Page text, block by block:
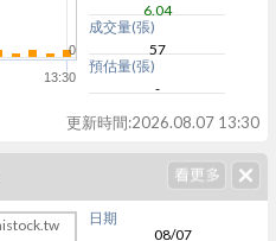
13:30
0
6.04
成交量(張)
57
預估量(張)
-
更新時間:2026.08.07 13:30
日期
08/07